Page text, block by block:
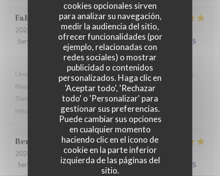
cookies opcionales sirven
para analizar su navegación,
medir la audiencia del sitio,
ofrecer funcionalidades (por
ejemplo, relacionadas con
redes sociales) o mostrar
publicidad o contenidos
personalizados. Haga clic en
'Aceptar todo', 'Rechazar
todo' o 'Personalizar' para
gestionar sus preferencias.
Puede cambiar sus opciones
en cualquier momento
haciendo clic en el icono de
cookie en la parte inferior
izquierda de las páginas del
sitio.
Fabrice
2026-07-19
- 12:00 - Invitados 3
Servicio
Ambiente 5/5 Menú: 4/5 Calidad / Precio /5
Une table sympathique avec son atmosphère authentique.
Nous avons apprécié notre déjeuner (moule, carbonade,
flamiche au maroilles, etc) et le service. Pourquoi pas y
retourner lors d'un prochaine passage à Lilles.
Benjamin
2026-07-19
- 12:30 - Invitados 2
Servicio
Ambiente : 5/5 Menú : 5/5 Calidad / Precio /5